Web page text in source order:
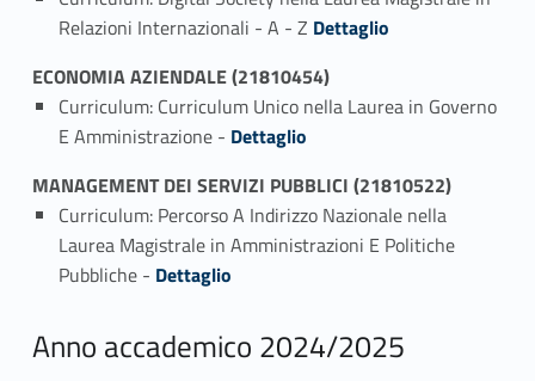
Relazioni Internazionali - A - Z Link identifier #identifier_person_41243-1
Dettaglio
ECONOMIA AZIENDALE (21810454)
Curriculum: Curriculum Unico nella Laurea in Governo
E Amministrazione - Link identifier #identifier_person_189904-1
Dettaglio
MANAGEMENT DEI SERVIZI PUBBLICI (21810522)
Curriculum: Percorso A Indirizzo Nazionale nella
Laurea Magistrale in Amministrazioni E Politiche
Pubbliche - Link identifier #identifier_person_127679-1
Dettaglio
Anno accademico 2024/2025